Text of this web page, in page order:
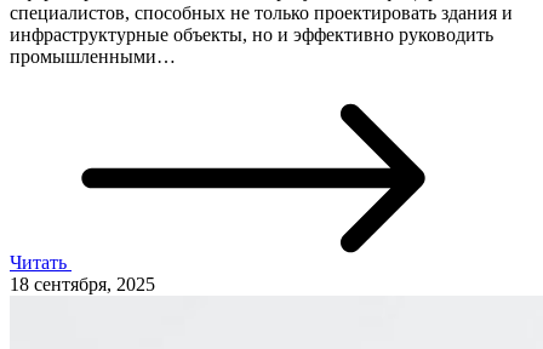
специалистов, способных не только проектировать здания и
инфраструктурные объекты, но и эффективно руководить
промышленными…
Читать
18 сентября, 2025